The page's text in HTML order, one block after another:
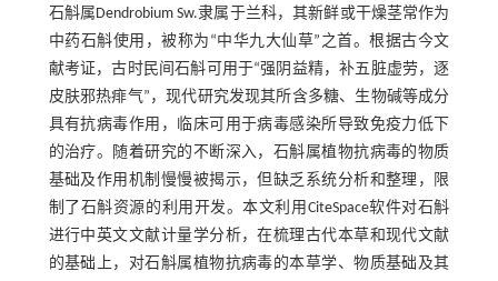
石斛属Dendrobium Sw.隶属于兰科，其新鲜或干燥茎常作为
中药石斛使用，被称为“中华九大仙草”之首。根据古今文
献考证，古时民间石斛可用于“强阴益精，补五脏虚劳，逐
皮肤邪热痱气”，现代研究发现其所含多糖、生物碱等成分
具有抗病毒作用，临床可用于病毒感染所导致免疫力低下
的治疗。随着研究的不断深入，石斛属植物抗病毒的物质
基础及作用机制慢慢被揭示，但缺乏系统分析和整理，限
制了石斛资源的利用开发。本文利用CiteSpace软件对石斛
进行中英文文献计量学分析，在梳理古代本草和现代文献
的基础上，对石斛属植物抗病毒的本草学、物质基础及其